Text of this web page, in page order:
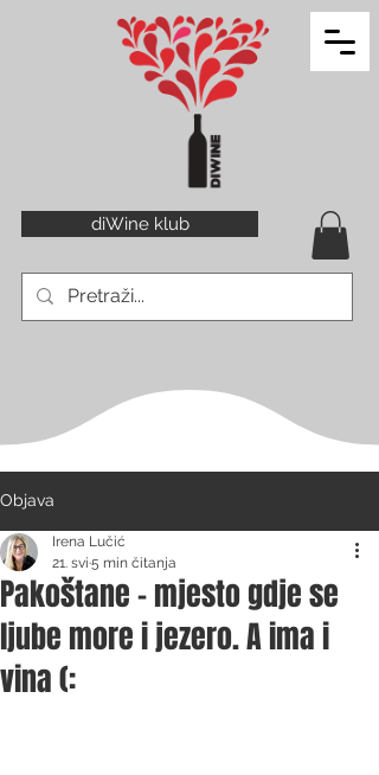
diWine klub
Objava
Pakoštane - mjesto gdje se
ljube more i jezero. A ima i
vina (:
Irena Lučić
21. svi 5 min čitanja